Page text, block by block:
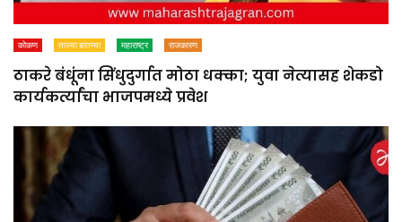
कोकण ताज्या बातम्या महाराष्ट्र राजकारण
ठाकरे बंधूंना सिंधुदुर्गात मोठा धक्का; युवा नेत्यासह शेकडो
कार्यकर्त्यांचा भाजपमध्ये प्रवेश